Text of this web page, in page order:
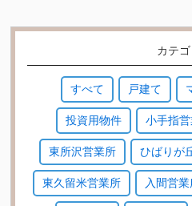
カテゴ
すべて 戸建て
投資用物件 小手指
東所沢営業所 ひばりが
東久留米営業所 入間営